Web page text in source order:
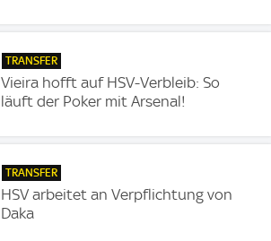
TRANSFER
Vieira hofft auf HSV-Verbleib: So
läuft der Poker mit Arsenal!
TRANSFER
HSV arbeitet an Verpflichtung von
Daka